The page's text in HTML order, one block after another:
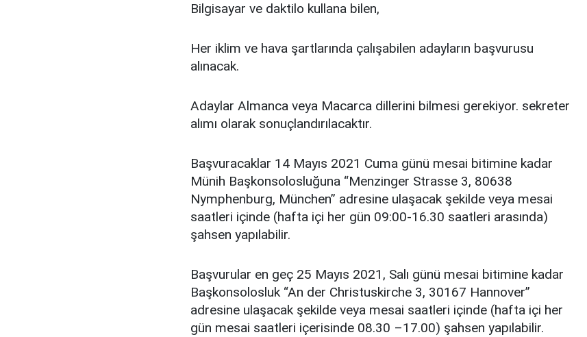
Bilgisayar ve daktilo kullana bilen,
Her iklim ve hava şartlarında çalışabilen adayların başvurusu
alınacak.
Adaylar Almanca veya Macarca dillerini bilmesi gerekiyor. sekreter
alımı olarak sonuçlandırılacaktır.
Başvuracaklar 14 Mayıs 2021 Cuma günü mesai bitimine kadar
Münih Başkonsolosluğuna “Menzinger Strasse 3, 80638
Nymphenburg, München” adresine ulaşacak şekilde veya mesai
saatleri içinde (hafta içi her gün 09:00-16.30 saatleri arasında)
şahsen yapılabilir.
Başvurular en geç 25 Mayıs 2021, Salı günü mesai bitimine kadar
Başkonsolosluk “An der Christuskirche 3, 30167 Hannover”
adresine ulaşacak şekilde veya mesai saatleri içinde (hafta içi her
gün mesai saatleri içerisinde 08.30 –17.00) şahsen yapılabilir.